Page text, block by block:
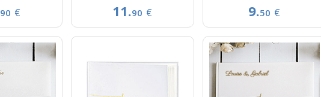
90 € 11.90 € 9.50 €